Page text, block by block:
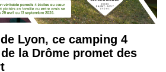
Lyon, ce camping 4
la Drôme promet des